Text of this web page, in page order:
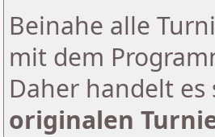
Beinahe alle
mit dem
Daher handelt
originalen